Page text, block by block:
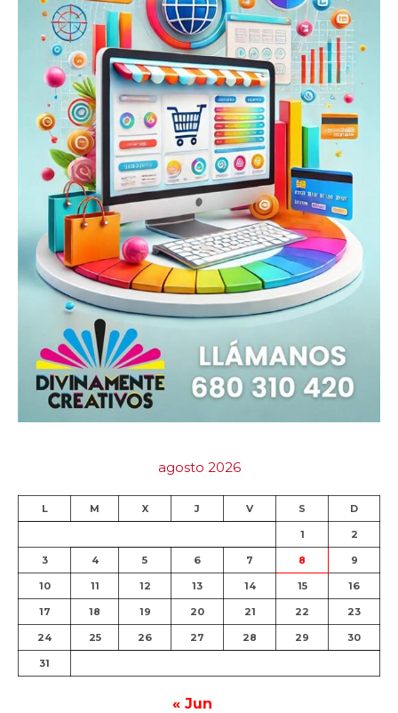
agosto 2026
L M X J V S D
1 2
3 4 5 6 7 8 9
10 11 12 13 14 15 16
17 18 19 20 21 22 23
24 25 26 27 28 29 30
31
« Jun